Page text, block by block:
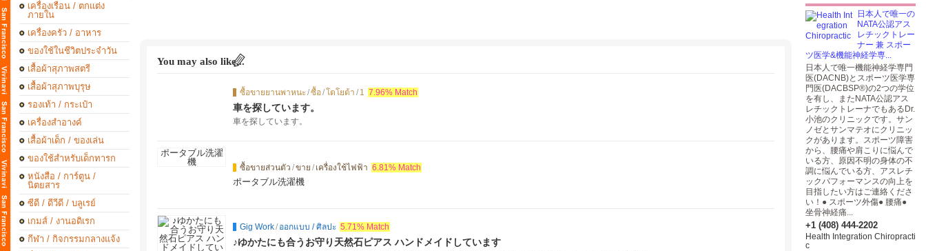
เครื่องเรือน / ตกแต่ง
ภายใน
เครื่องครัว / อาหาร
ของใช้ในชีวิตประจำวัน
เสื้อผ้าสุภาพสตรี
เสื้อผ้าสุภาพบุรุษ
รองเท้า / กระเป๋า
เครื่องสำอางค์
เสื้อผ้าเด็ก / ของเล่น
ของใช้สำหรับเด็กทารก
หนังสือ / การ์ตูน /
นิตยสาร
ซีดี / ดีวีดี / บลูเรย์
เกมส์ / งานอดิเรก
กีฬา / กิจกรรมกลางแจ้ง
You may also like...
ซื้อขายยานพาหนะ/ซื้อ/โตโยต้า / 1 7.96% Match
車を探しています。
車を探しています。
ซื้อขายส่วนตัว /ขาย / เครื่องใช้ไฟฟ้า 6.81% Match
ポータブル洗濯機
Gig Work/ ออกแบบ / ศิลปะ 5.71% Match
♪ゆかたにも合うお守り天然石ピアス ハンドメイドしています
日本人で唯一の
NATA公認アス
レチックトレー
ナー 兼 スポー
ツ医学&機能神経学専...
日本人で唯一機能神経学専門
医(DACNB)とスポーツ医学専
門医(DACBSP®)の2つの学位
を有し、またNATA公認アス
レチックトレーナでもあるDr.
小池のクリニックです。サン
ノゼとサンマテオにクリニッ
クがあります。スポーツ障害
から、腰痛や肩こりに悩んで
いる方、原因不明の身体の不
調に悩んでいる方、アスレチ
ックパフォーマンスの向上を
目指したい方はご連絡くださ
い！● スポーツ外傷● 腰痛●
坐骨神経痛...
+1 (408) 444-2202
Health Integration Chiropracti
c